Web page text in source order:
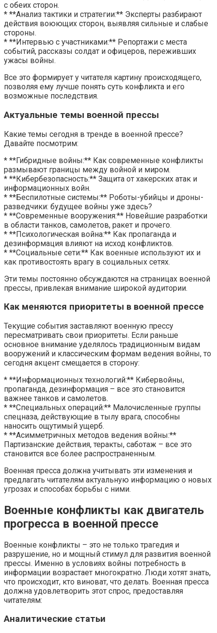
с обеих сторон.
* **Анализ тактики и стратегии:** Эксперты разбирают
действия воюющих сторон, выявляя сильные и слабые
стороны.
* **Интервью с участниками:** Репортажи с места
событий, рассказы солдат и офицеров, переживших
ужасы войны.
Все это формирует у читателя картину происходящего,
позволяя ему лучше понять суть конфликта и его
возможные последствия.
Актуальные темы военной прессы
Какие темы сегодня в тренде в военной прессе?
Давайте посмотрим:
* **Гибридные войны:** Как современные конфликты
размывают границы между войной и миром.
* **Кибербезопасность:** Защита от хакерских атак и
информационных войн.
* **Беспилотные системы:** Роботы-убийцы и дроны-
разведчики: будущее войны уже здесь?
* **Современные вооружения:** Новейшие разработки
в области танков, самолетов, ракет и прочего.
* **Психологическая война:** Как пропаганда и
дезинформация влияют на исход конфликтов.
* **Социальные сети:** Как военные используют их и
как противостоять врагу в социальных сетях.
Эти темы постоянно обсуждаются на страницах военной
прессы, привлекая внимание широкой аудитории.
Как меняются приоритеты в военной прессе
Текущие события заставляют военную прессу
пересматривать свои приоритеты. Если раньше
основное внимание уделялось традиционным видам
вооружений и классическим формам ведения войны, то
сегодня акцент смещается в сторону:
* **Информационных технологий:** Кибервойны,
пропаганда, дезинформация – все это становится
важнее танков и самолетов.
* **Специальных операций:** Малочисленные группы
спецназа, действующие в тылу врага, способны
наносить ощутимый ущерб.
* **Асимметричных методов ведения войны:**
Партизанские действия, теракты, саботаж – все это
становится все более распространенным.
Военная пресса должна учитывать эти изменения и
предлагать читателям актуальную информацию о новых
угрозах и способах борьбы с ними.
Военные конфликты как двигатель
прогресса в военной прессе
Военные конфликты – это не только трагедия и
разрушение, но и мощный стимул для развития военной
прессы. Именно в условиях войны потребность в
информации возрастает многократно. Люди хотят знать,
что происходит, кто виноват, что делать. Военная пресса
должна удовлетворить этот спрос, предоставляя
читателям:
Аналитические статьи